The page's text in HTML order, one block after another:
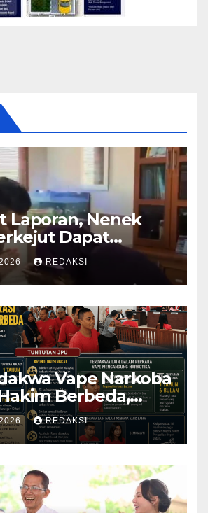
Laporan, Nenek
Dapat
Kabid Propam
Eddwi
REDAKSI
Vape Narkoba
Berbeda,
Imigrasi
Ringan
REDAKSI